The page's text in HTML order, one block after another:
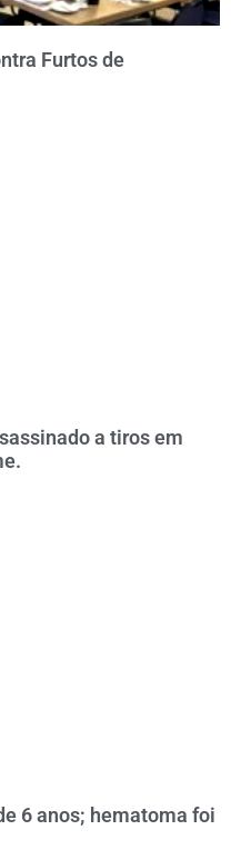
Furtos de
a tiros em
6 anos; hematoma foi